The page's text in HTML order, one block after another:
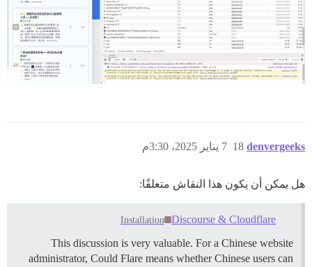
denvergeeks 7 يناير 2025، 3:30م 18
هل يمكن أن يكون هذا النقاش متعلقًا:
Discourse & Cloudflare
Installation
This discussion is very valuable. For a Chinese website
administrator, Could Flare means whether Chinese users can